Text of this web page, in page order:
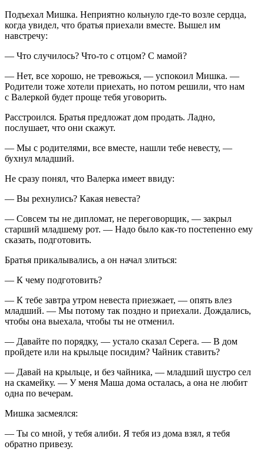
Подъехал Мишка. Неприятно кольнуло где-то возле сердца,
когда увидел, что братья приехали вместе. Вышел им
навстречу:
— Что случилось? Что-то с отцом? С мамой?
— Нет, все хорошо, не тревожься, — успокоил Мишка. —
Родители тоже хотели приехать, но потом решили, что нам
с Валеркой будет проще тебя уговорить.
Расстроился. Братья предложат дом продать. Ладно,
послушает, что они скажут.
— Мы с родителями, все вместе, нашли тебе невесту, —
бухнул младший.
Не сразу понял, что Валерка имеет ввиду:
— Вы рехнулись? Какая невеста?
— Совсем ты не дипломат, не переговорщик, — закрыл
старший младшему рот. — Надо было как-то постепенно ему
сказать, подготовить.
Братья прикалывались, а он начал злиться:
— К чему подготовить?
— К тебе завтра утром невеста приезжает, — опять влез
младший. — Мы потому так поздно и приехали. Дождались,
чтобы она выехала, чтобы ты не отменил.
— Давайте по порядку, — устало сказал Серега. — В дом
пройдете или на крыльце посидим? Чайник ставить?
— Давай на крыльце, и без чайника, — младший шустро сел
на скамейку. — У меня Маша дома осталась, а она не любит
одна по вечерам.
Мишка засмеялся:
— Ты со мной, у тебя алиби. Я тебя из дома взял, я тебя
обратно привезу.